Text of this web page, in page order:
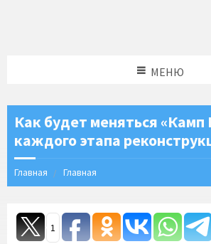
МЕНЮ
Как будет меняться «Камп
каждого этапа
Главная Главная
1